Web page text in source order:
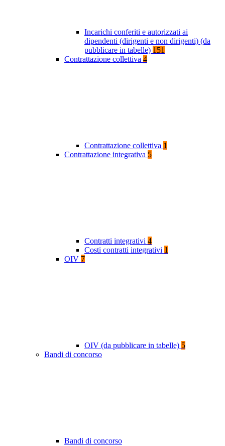
Incarichi conferiti e autorizzati ai
dipendenti (dirigenti e non dirigenti) (da
pubblicare in tabelle) 151
Contrattazione collettiva 4
Contrattazione collettiva 1
Contrattazione integrativa 5
Contratti integrativi 4
Costi contratti integrativi 1
OIV 7
OIV (da pubblicare in tabelle) 5
Bandi di concorso
Bandi di concorso